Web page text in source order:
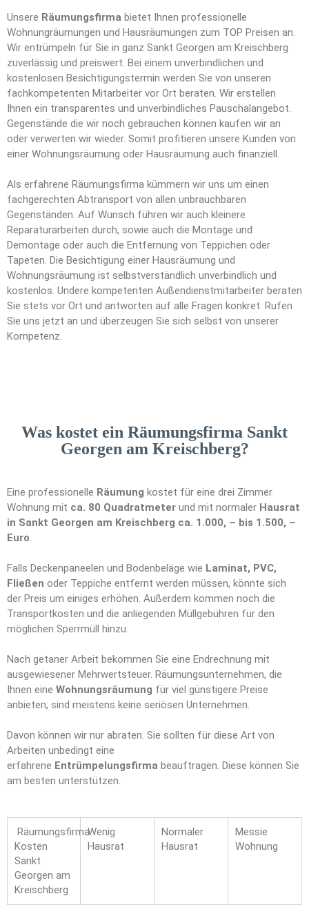
Unsere Räumungsfirma bietet Ihnen professionelle
Wohnungräumungen und Hausräumungen zum TOP Preisen an.
Wir entrümpeln für Sie in ganz Sankt Georgen am Kreischberg
zuverlässig und preiswert. Bei einem unverbindlichen und
kostenlosen Besichtigungstermin werden Sie von unseren
fachkompetenten Mitarbeiter vor Ort beraten. Wir erstellen
Ihnen ein transparentes und unverbindliches Pauschalangebot.
Gegenstände die wir noch gebrauchen können kaufen wir an
oder verwerten wir wieder. Somit profitieren unsere Kunden von
einer Wohnungsräumung oder Hausräumung auch finanziell.
Als erfahrene Räumungsfirma kümmern wir uns um einen
fachgerechten Abtransport von allen unbrauchbaren
Gegenständen. Auf Wunsch führen wir auch kleinere
Reparaturarbeiten durch, sowie auch die Montage und
Demontage oder auch die Entfernung von Teppichen oder
Tapeten. Die Besichtigung einer Hausräumung und
Wohnungsräumung ist selbstverständlich unverbindlich und
kostenlos. Undere kompetenten Außendienstmitarbeiter beraten
Sie stets vor Ort und antworten auf alle Fragen konkret. Rufen
Sie uns jetzt an und überzeugen Sie sich selbst von unserer
Kompetenz.
Was kostet ein Räumungsfirma Sankt
Georgen am Kreischberg?
Eine professionelle Räumung kostet für eine drei Zimmer
Wohnung mit ca. 80 Quadratmeter und mit normaler Hausrat
in Sankt Georgen am Kreischberg ca. 1.000, – bis 1.500, –
Euro.
Falls Deckenpaneelen und Bodenbeläge wie Laminat, PVC,
Fließen oder Teppiche entfernt werden müssen, könnte sich
der Preis um einiges erhöhen. Außerdem kommen noch die
Transportkosten und die anliegenden Müllgebühren für den
möglichen Sperrmüll hinzu.
Nach getaner Arbeit bekommen Sie eine Endrechnung mit
ausgewiesener Mehrwertsteuer. Räumungsunternehmen, die
Ihnen eine Wohnungsräumung für viel günstigere Preise
anbieten, sind meistens keine seriösen Unternehmen.
Davon können wir nur abraten. Sie sollten für diese Art von
Arbeiten unbedingt eine
erfahrene Entrümpelungsfirma beauftragen. Diese können Sie
am besten unterstützen.
Räumungsfirma
Kosten
Sankt
Georgen am
Kreischberg
Wenig
Hausrat
Normaler
Hausrat
Messie
Wohnung